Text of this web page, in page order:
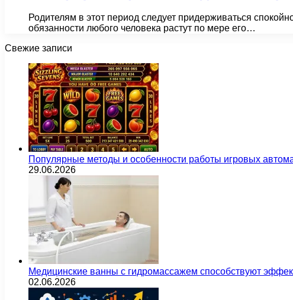
Родителям в этот период следует придерживаться
обязанности любого человека растут по мере его…
Свежие записи
Популярные методы и особенности работы игровых
29.06.2026
Медицинские ванны с гидромассажем способствуют
02.06.2026